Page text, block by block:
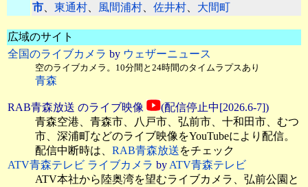
市、 東通村、 風間浦村、 佐井村、 大間町
広域のサイト
全国のライブカメラ by ウェザーニュース
空のライブカメラ。10分間と24時間のタイムラプスあり
青森
RAB青森放送 のライブ映像
(配信停止中[2026.6-7])
青森空港、青森市、八戸市、弘前市、十和田市、むつ
市、深浦町などのライブ映像をYouTubeにより配信。
配信中断時は、 RAB青森放送をチェック
ATV青森テレビ ライブカメラ byATV青森テレビ
ATV本社から陸奥湾を望むライブカメラ、弘前公園と